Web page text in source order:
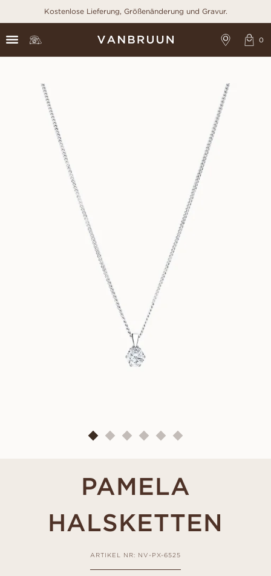
Kostenlose Lieferung, Größenänderung und Gravur.
PAMELA
HALSKETTEN
ARTIKEL NR: NV-PX-6525